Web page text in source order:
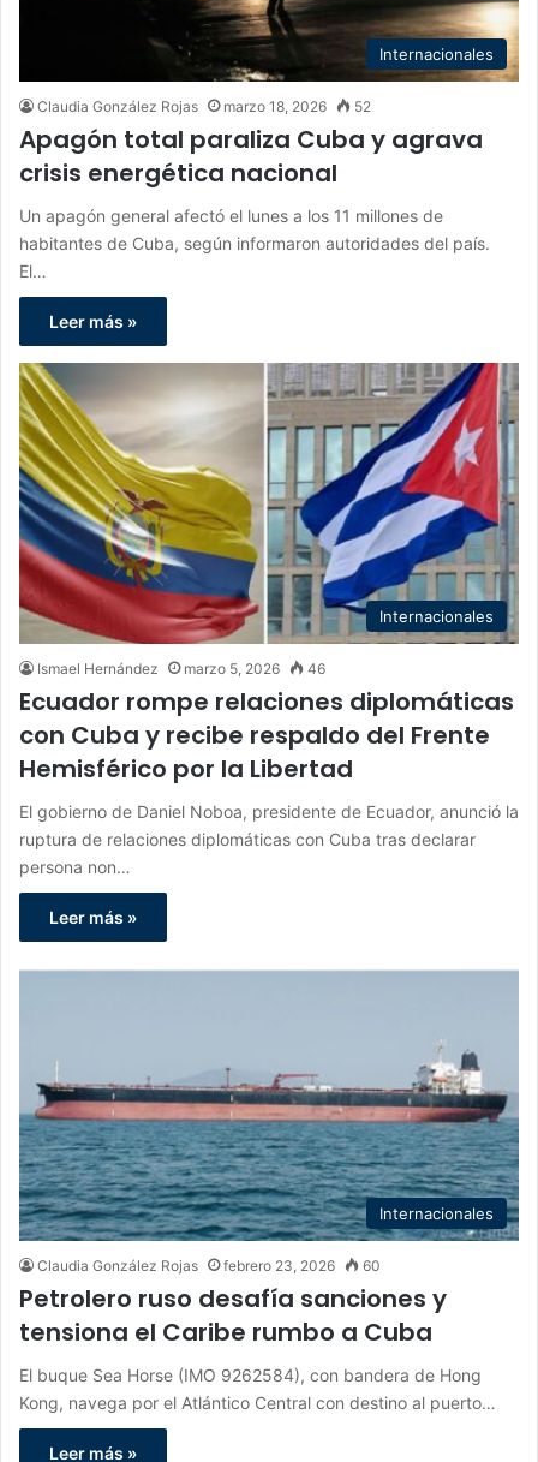
Internacionales
Claudia González Rojas marzo 18, 2026 52
Apagón total paraliza Cuba y agrava
crisis energética nacional
Un apagón general afectó el lunes a los 11 millones de
habitantes de Cuba, según informaron autoridades del país.
El…
Leer más »
Internacionales
Ismael Hernández marzo 5, 2026 46
Ecuador rompe relaciones diplomáticas
con Cuba y recibe respaldo del Frente
Hemisférico por la Libertad
El gobierno de Daniel Noboa, presidente de Ecuador, anunció la
ruptura de relaciones diplomáticas con Cuba tras declarar
persona non…
Leer más »
Internacionales
Claudia González Rojas febrero 23, 2026 60
Petrolero ruso desafía sanciones y
tensiona el Caribe rumbo a Cuba
El buque Sea Horse (IMO 9262584), con bandera de Hong
Kong, navega por el Atlántico Central con destino al puerto…
Leer más »